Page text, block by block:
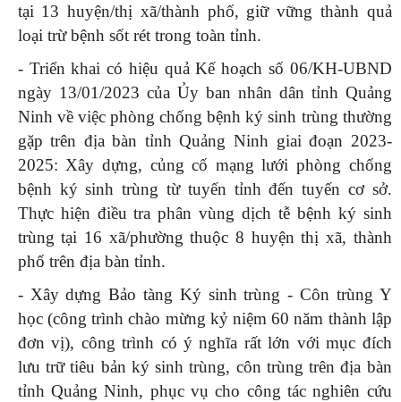
tại 13 huyện/thị xã/thành phố, giữ vững thành quả
loại trừ bệnh sốt rét trong toàn tỉnh.
- Triển khai có hiệu quả Kế hoạch số 06/KH-UBND
ngày 13/01/2023 của Ủy ban nhân dân tỉnh Quảng
Ninh về việc phòng chống bệnh ký sinh trùng thường
gặp trên địa bàn tỉnh Quảng Ninh giai đoạn 2023-
2025: Xây dựng, củng cố mạng lưới phòng chống
bệnh ký sinh trùng từ tuyến tỉnh đến tuyến cơ sở.
Thực hiện điều tra phân vùng dịch tễ bệnh ký sinh
trùng tại 16 xã/phường thuộc 8 huyện thị xã, thành
phố trên địa bàn tỉnh.
- Xây dựng Bảo tàng Ký sinh trùng - Côn trùng Y
học (công trình chào mừng kỷ niệm 60 năm thành lập
đơn vị), công trình có ý nghĩa rất lớn với mục đích
lưu trữ tiêu bản ký sinh trùng, côn trùng trên địa bàn
tỉnh Quảng Ninh, phục vụ cho công tác nghiên cứu